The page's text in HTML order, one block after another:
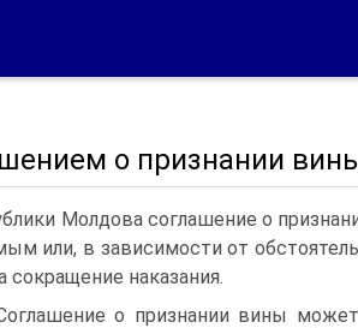
о признании
Молдова соглашение о
или, в зависимости от
сокращение наказания.
о признании вины